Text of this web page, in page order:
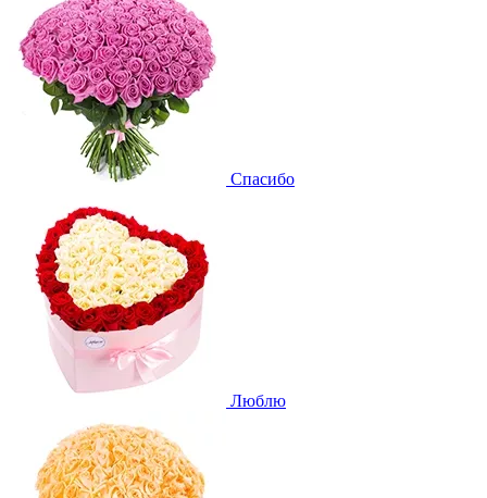
Спасибо
Люблю